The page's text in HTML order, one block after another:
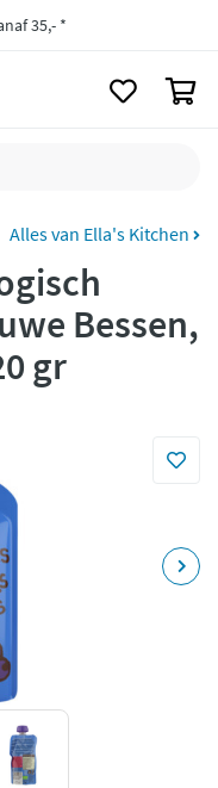
35,- *
Alles van Ella's Kitchen
Bessen,
gr